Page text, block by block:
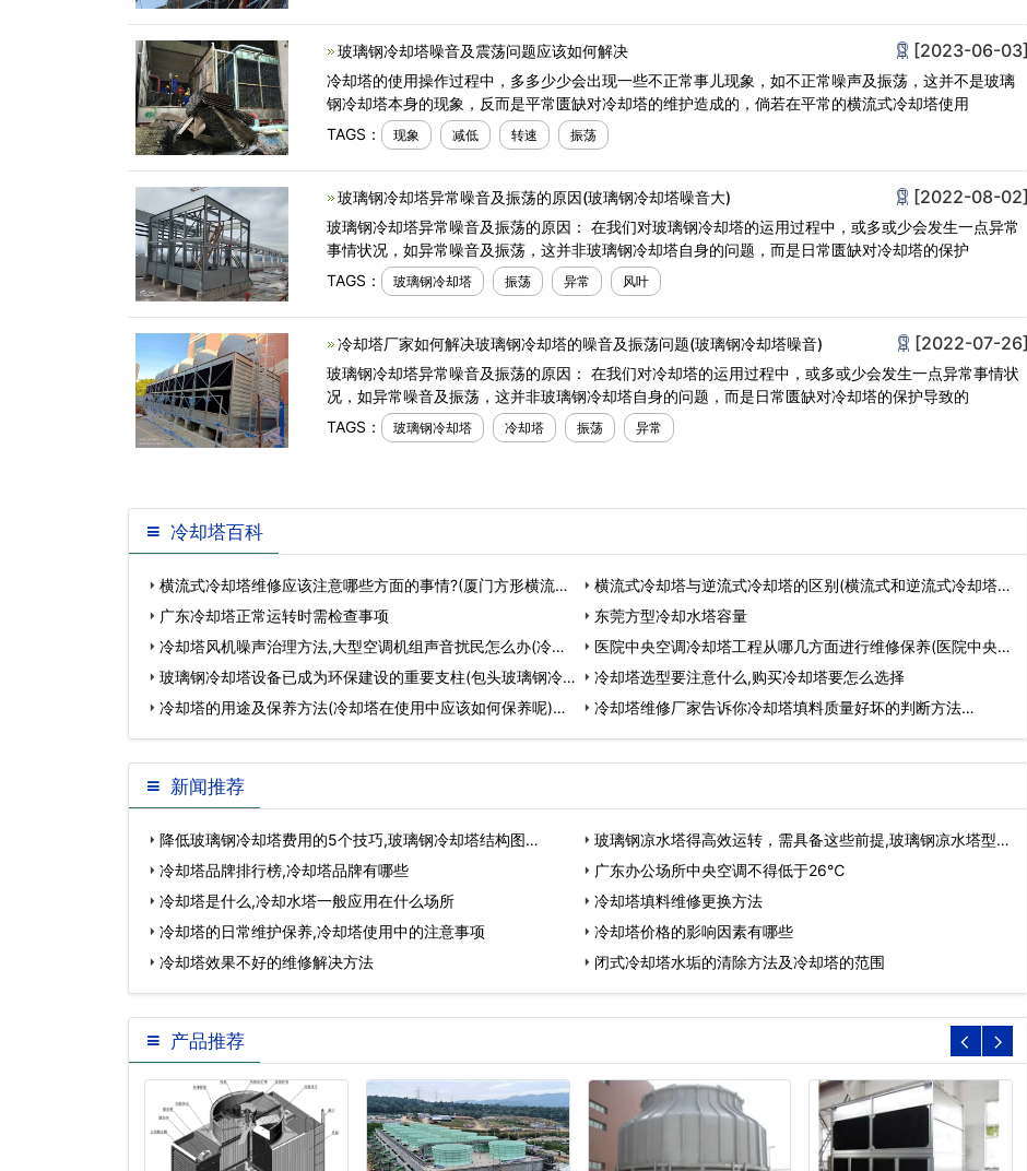
玻璃钢冷却塔噪音及震荡问题应该如何解决 [2023-06-03]
冷却塔的使用操作过程中，多多少少会出现一些不正常事儿现象，如不正常噪声及振荡，这并不是玻璃
钢冷却塔本身的现象，反而是平常匮缺对冷却塔的维护造成的，倘若在平常的横流式冷却塔使用
TAGS：
现象 减低 转速 振荡
玻璃钢冷却塔异常噪音及振荡的原因(玻璃钢冷却塔噪音大) [2022-08-02]
玻璃钢冷却塔异常噪音及振荡的原因： 在我们对玻璃钢冷却塔的运用过程中，或多或少会发生一点异常
事情状况，如异常噪音及振荡，这并非玻璃钢冷却塔自身的问题，而是日常匮缺对冷却塔的保护
TAGS：
玻璃钢冷却塔 振荡 异常 风叶
冷却塔厂家如何解决玻璃钢冷却塔的噪音及振荡问题(玻璃钢冷却塔噪音) [2022-07-26]
玻璃钢冷却塔异常噪音及振荡的原因： 在我们对冷却塔的运用过程中，或多或少会发生一点异常事情状
况，如异常噪音及振荡，这并非玻璃钢冷却塔自身的问题，而是日常匮缺对冷却塔的保护导致的
TAGS：
玻璃钢冷却塔 冷却塔 振荡 异常
冷却塔百科
横流式冷却塔维修应该注意哪些方面的事情?(厦门方形横流式
冷却塔维修)…
横流式冷却塔与逆流式冷却塔的区别(横流式和逆流式冷却塔哪
个好)…
广东冷却塔正常运转时需检查事项
东莞方型冷却水塔容量
冷却塔风机噪声治理方法,大型空调机组声音扰民怎么办(冷却
塔风机减速…
医院中央空调冷却塔工程从哪几方面进行维修保养(医院中央空
调消毒)…
玻璃钢冷却塔设备已成为环保建设的重要支柱(包头玻璃钢冷却
塔)…
冷却塔选型要注意什么,购买冷却塔要怎么选择
冷却塔的用途及保养方法(冷却塔在使用中应该如何保养呢)…
冷却塔维修厂家告诉你冷却塔填料质量好坏的判断方法…
新闻推荐
降低玻璃钢冷却塔费用的5个技巧,玻璃钢冷却塔结构图…
玻璃钢凉水塔得高效运转，需具备这些前提,玻璃钢凉水塔型号
大全…
冷却塔品牌排行榜,冷却塔品牌有哪些
广东办公场所中央空调不得低于26℃
冷却塔是什么,冷却水塔一般应用在什么场所
冷却塔填料维修更换方法
冷却塔的日常维护保养,冷却塔使用中的注意事项
冷却塔价格的影响因素有哪些
冷却塔效果不好的维修解决方法
闭式冷却塔水垢的清除方法及冷却塔的范围
产品推荐